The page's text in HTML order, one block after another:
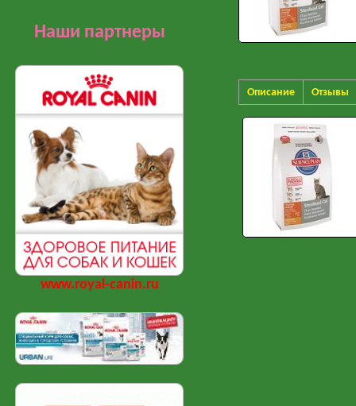
Наши партнеры
www.royal-canin.ru
Описание Отзывы